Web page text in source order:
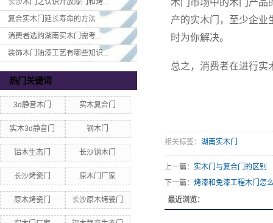
长沙木门之认识开放漆门和烤...
复合实木门延长寿命的方法
消费者选购湖南实木门​需考...
装饰木门油漆工艺有哪些知识...
热门关键词
3d静音木门 实木复合门
实木3d静音门 钢木门
铝木生态门 长沙钢木门
长沙烤瓷门 原木门厂家
原木烤瓷门 长沙原木烤瓷门
木门市场中的木门产品
产的实木门，至少企业
时为你解决。
总之，消费者在进行实
相关标签： 湖南实木门
上一篇： 实木门与复合门的区别
下一篇： 烤漆和免漆工程木门怎
最近浏览：